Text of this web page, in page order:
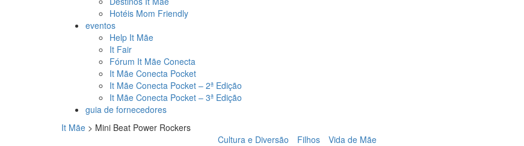
Hotéis Mom Friendly
eventos
Help It Mãe
It Fair
Fórum It Mãe Conecta
It Mãe Conecta Pocket
It Mãe Conecta Pocket – 2ª Edição
It Mãe Conecta Pocket – 3ª Edição
guia de fornecedores
It Mãe > Mini Beat Power Rockers
Cultura e Diversão
Filhos
Vida de Mãe